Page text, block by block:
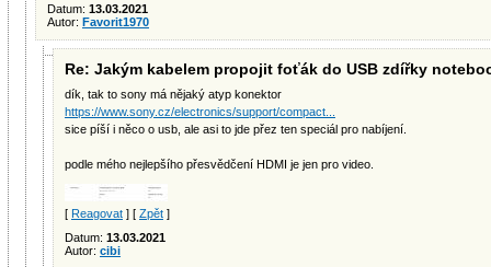
Datum: 13.03.2021
Autor: Favorit1970
Re: Jakým kabelem propojit foťák do USB zdířky
dík, tak to sony má nějaký atyp konektor
https://www.sony.cz/electronics/support/compact...
sice píší i něco o usb, ale asi to jde přez ten speciál pro nabíjení.
podle mého nejlepšího přesvědčení HDMI je jen pro video.
[ Reagovat ] [ Zpět ]
Datum: 13.03.2021
Autor: cibi